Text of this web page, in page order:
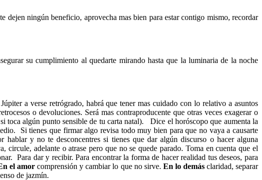
dejen ningún beneficio, aprovecha mas bien para estar contigo mismo, recordar
su cumplimiento al quedarte mirando hasta que la luminaria de la noche
a verse retrógrado, habrá que tener mas cuidado con lo relativo a asuntos
o devoluciones. Será mas contraproducente que otras veces exagerar o
toca algún punto sensible de tu carta natal). Dice el horóscopo que aumenta la
Si tienes que firmar algo revisa todo muy bien para que no vaya a causarte
y no te desconcentres si tienes que dar algún discurso o hacer alguna
adelante o atrase pero que no se quede parado. Toma en cuenta que el
Para dar y recibir. Para encontrar la forma de hacer realidad tus deseos, para
el amor comprensión y cambiar lo que no sirve. En lo demásclaridad, separar
de jazmín.